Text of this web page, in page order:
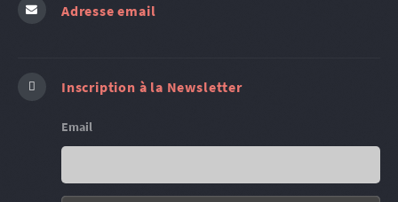
Adresse email
Inscription à la Newsletter
Email